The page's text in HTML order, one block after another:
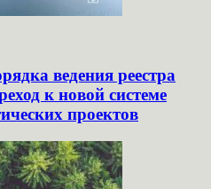
ведения реестра
к новой системе
проектов